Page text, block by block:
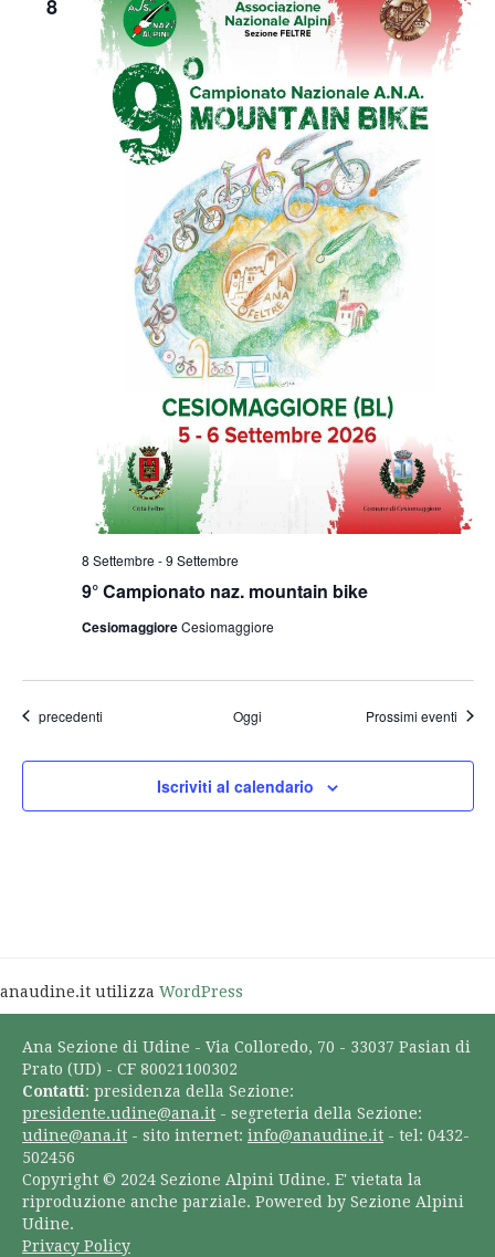
8
9° Campionato naz. mountain bike
8 Settembre -9 Settembre
CesiomaggioreCesiomaggiore
Eventi
precedenti Oggi Prossimi eventi
Iscriviti al calendario
anaudine.it utilizza WordPress
Ana Sezione di Udine - Via Colloredo, 70 - 33037 Pasian di
Prato (UD) - CF 80021100302
Contatti: presidenza della Sezione:
presidente.udine@ana.it - segreteria della Sezione:
udine@ana.it - sito internet: info@anaudine.it - tel: 0432-
502456
Copyright © 2024 Sezione Alpini Udine. E' vietata la
riproduzione anche parziale. Powered by Sezione Alpini
Udine.
Privacy Policy